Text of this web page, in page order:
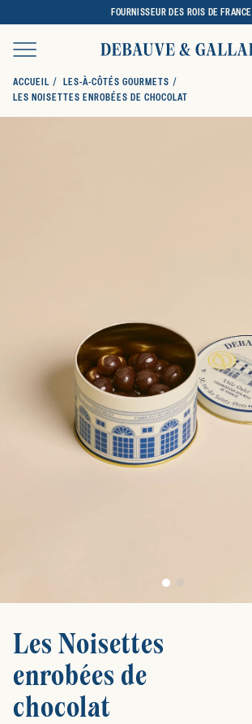
FOURNISSEUR DES ROIS DE FRANCE
ACCUEIL
LES-À-CÔTÉS GOURMETS
LES NOISETTES ENROBÉES DE CHOCOLAT
Les Noisettes
enrobées de
chocolat